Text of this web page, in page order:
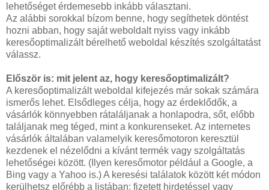
lehetőséget érdemesebb inkább választani.
Az alábbi sorokkal bízom benne, hogy segíthetek döntést
hozni abban, hogy saját weboldalt nyiss vagy inkább
keresőoptimalizált bérelhető weboldal készítés szolgáltatást
válassz.
Először is: mit jelent az, hogy keresőoptimalizált?
A keresőoptimalizált weboldal kifejezés már sokak számára
ismerős lehet. Elsődleges célja, hogy az érdeklődők, a
vásárlók könnyebben rátaláljanak a honlapodra, sőt, előbb
találjanak meg téged, mint a konkurenseket. Az internetes
vásárlók általában valamelyik keresőmotoron keresztül
kezdenek el nézelődni a kívánt termék vagy szolgáltatás
lehetőségei között. (Ilyen keresőmotor például a Google, a
Bing vagy a Yahoo is.) A keresési találatok között két módon
kerülhetsz előrébb a listában: fizetett hirdetéssel vagy